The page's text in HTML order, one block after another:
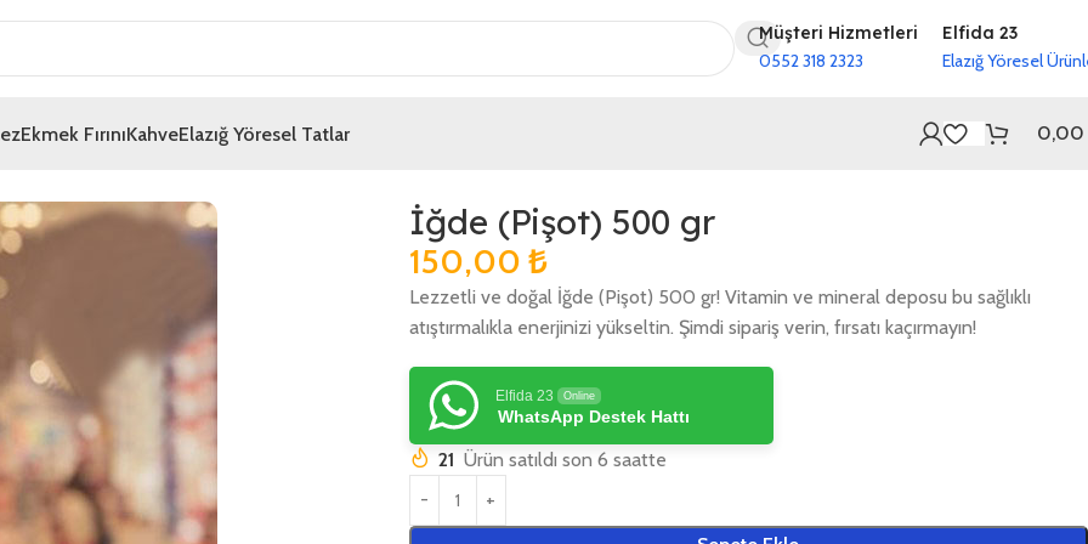
Müşteri Hizmetleri
0552 318 2323
Elfida 23
Elazığ Yöresel
Ekmek FırınıKahveElazığ Yöresel Tatlar 0,00
İğde (Pişot) 500 gr
150,00 ₺
Lezzetli ve doğal İğde (Pişot) 500 gr! Vitamin ve mineral deposu bu sağlıklı
atıştırmalıkla enerjinizi yükseltin. Şimdi sipariş verin, fırsatı kaçırmayın!
Elfida 23 Online
WhatsApp Destek Hattı
21 Ürün satıldı son 6 saatte